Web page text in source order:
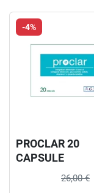
-4%
PROCLAR 20
CAPSULE
26,00 €